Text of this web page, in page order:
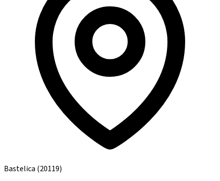
Bastelica (20119)